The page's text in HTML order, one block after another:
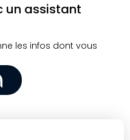
un assistant
les infos dont vous